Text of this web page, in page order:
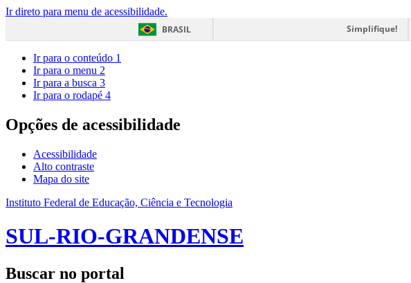
Ir direto para menu de acessibilidade.
BRASIL
Simplifique!
Ir para o conteúdo 1
Ir para o menu 2
Ir para a busca 3
Ir para o rodapé 4
Opções de acessibilidade
Acessibilidade
Alto contraste
Mapa do site
Instituto Federal de Educação, Ciência e Tecnologia
SUL-RIO-GRANDENSE
Buscar no portal